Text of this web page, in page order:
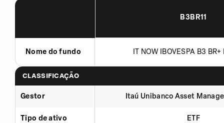
B3BR11
Nome do fundo IT NOW IBOVESPA B3
CLASSIFICAÇÃO
Gestor Itaú Unibanco Asset
Tipo de ativo ETF